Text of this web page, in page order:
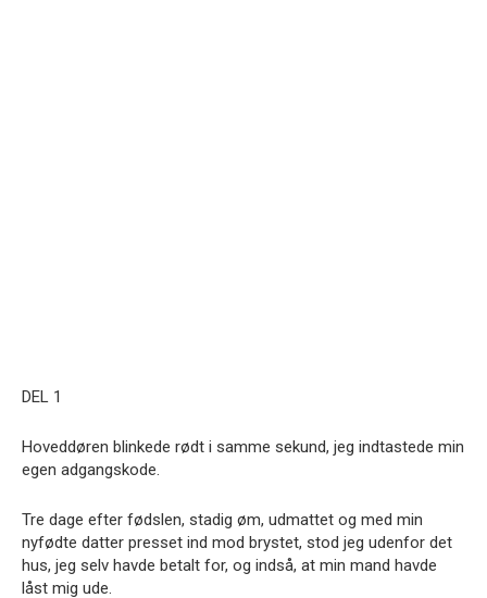
DEL 1
Hoveddøren blinkede rødt i samme sekund, jeg indtastede min
egen adgangskode.
Tre dage efter fødslen, stadig øm, udmattet og med min
nyfødte datter presset ind mod brystet, stod jeg udenfor det
hus, jeg selv havde betalt for, og indså, at min mand havde
låst mig ude.